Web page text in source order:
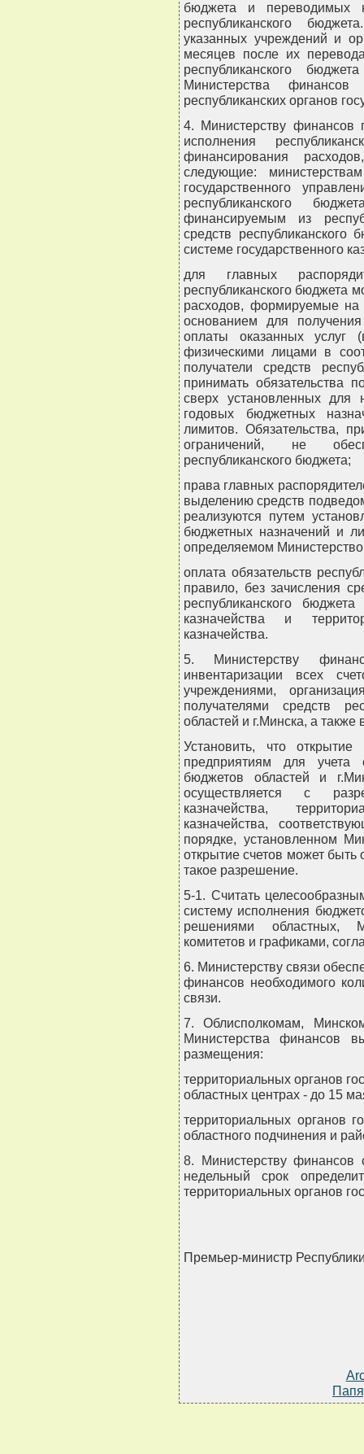
бюджета и переводимых
республиканского
указанных учреждений и
месяцев после их
республиканского
Министерства
республиканских органов
4. Министерству финансов
исполнения
финансирования
следующие:
государственного
республиканского
финансируемым из
средств
системе государственного
для главных
республиканского бюджета
расходов, формируемые
основанием для
оплаты оказанных услуг
физическими лицами в
получатели средств
принимать обязательства
сверх установленных для
годовых бюджетных
лимитов. Обязательства,
ограничений, не
республиканского бюджета;
права главных
выделению средств
реализуются путем
бюджетных назначений и
определяемом
оплата обязательств
правило, без зачисления
республиканского
казначейства и
казначейства.
5. Министерству
инвентаризации всех
учреждениями,
получателями средств
областей и г.Минска, а
Установить, что
предприятиям для учета
бюджетов областей и
осуществляется с
казначейства,
казначейства,
порядке, установленном
открытие счетов может
такое разрешение.
5-1. Считать
систему исполнения
решениями областных,
комитетов и графиками,
6. Министерству связи
финансов необходимого
связи.
7. Облисполкомам,
Министерства финансов
размещения:
территориальных органов
областных центрах - до 15
территориальных органов
областного подчинения и
8. Министерству финансов
недельный срок
территориальных органов
Премьер-министр